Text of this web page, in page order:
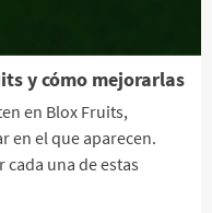
y cómo mejorarlas
en Blox Fruits,
en el que aparecen.
una de estas